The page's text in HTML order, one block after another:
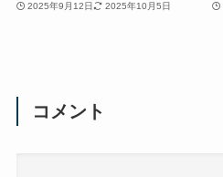
2025年9月12日 2025年10月5日
コメント